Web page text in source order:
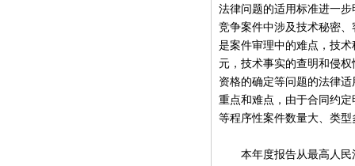
法律问题的适用标准进一
竞争案件中涉及技术秘密
是案件审理中的难点，技
元，技术事实的查明和侵
资格的确定等问题的法律
重点和难点，由于合同约
等程序性案件数量大、类
本年度报告从最高人民法